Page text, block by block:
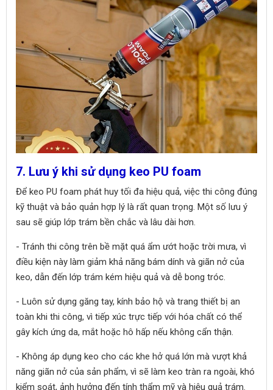
7. Lưu ý khi sử dụng keo PU foam
Để keo PU foam phát huy tối đa hiệu quả, việc thi công đúng
kỹ thuật và bảo quản hợp lý là rất quan trọng. Một số lưu ý
sau sẽ giúp lớp trám bền chắc và lâu dài hơn.
- Tránh thi công trên bề mặt quá ẩm ướt hoặc trời mưa, vì
điều kiện này làm giảm khả năng bám dính và giãn nở của
keo, dẫn đến lớp trám kém hiệu quả và dễ bong tróc.
- Luôn sử dụng găng tay, kính bảo hộ và trang thiết bị an
toàn khi thi công, vì tiếp xúc trực tiếp với hóa chất có thể
gây kích ứng da, mắt hoặc hô hấp nếu không cẩn thận.
- Không áp dụng keo cho các khe hở quá lớn mà vượt khả
năng giãn nở của sản phẩm, vì sẽ làm keo tràn ra ngoài, khó
kiểm soát, ảnh hưởng đến tính thẩm mỹ và hiệu quả trám.